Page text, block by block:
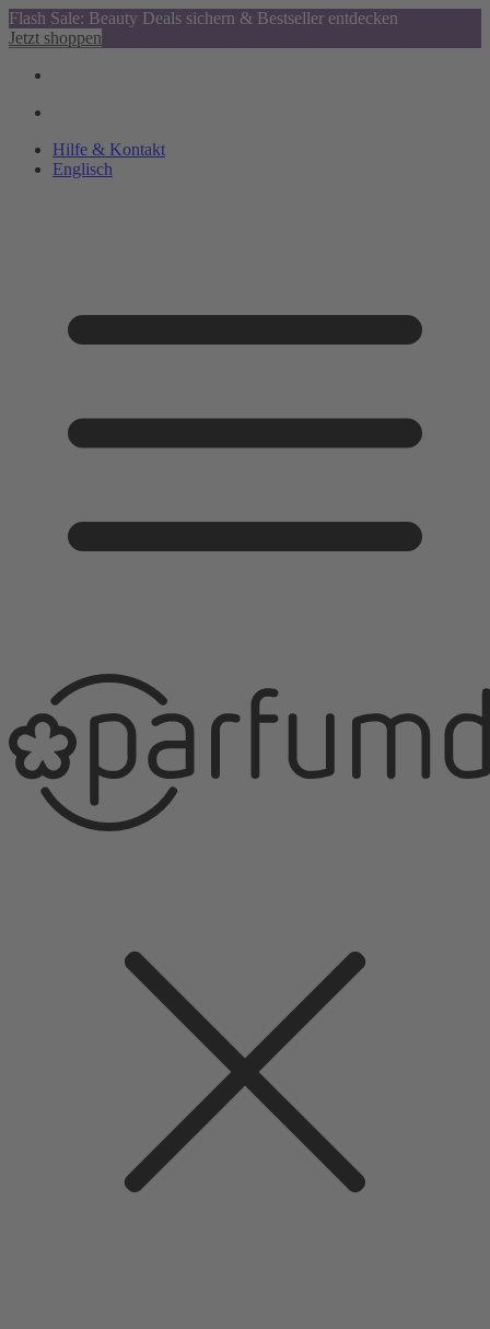
Flash Sale: Beauty Deals sichern & Bestseller entdecken
Jetzt shoppen
Hilfe & Kontakt
Englisch